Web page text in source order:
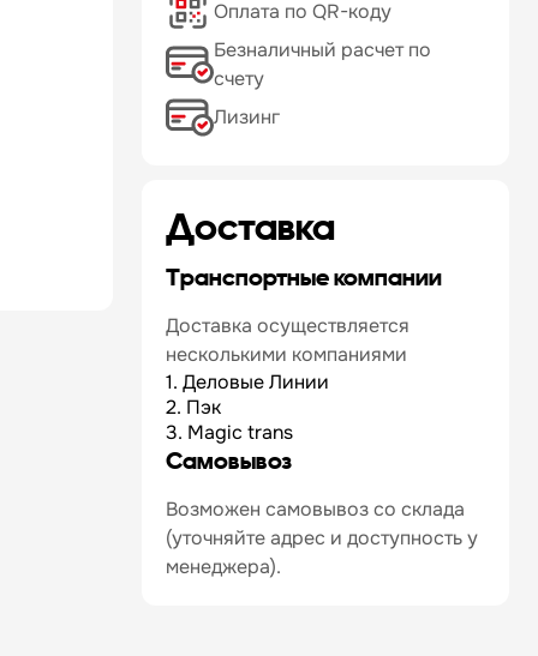
Оплата по QR-коду
Безналичный расчет по
счету
Лизинг
Доставка
Транспортные компании
Доставка осуществляется
несколькими компаниями
1. Деловые Линии
2. Пэк
3. Magic trans
Самовывоз
Возможен самовывоз со склада
(уточняйте адрес и доступность у
менеджера).